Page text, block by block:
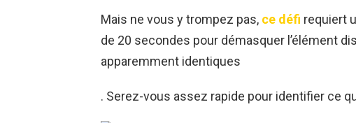
Mais ne vous y trompez pas, ce défi requiert
de 20 secondes pour démasquer l’élément
apparemment identiques
. Serez-vous assez rapide pour identifier ce